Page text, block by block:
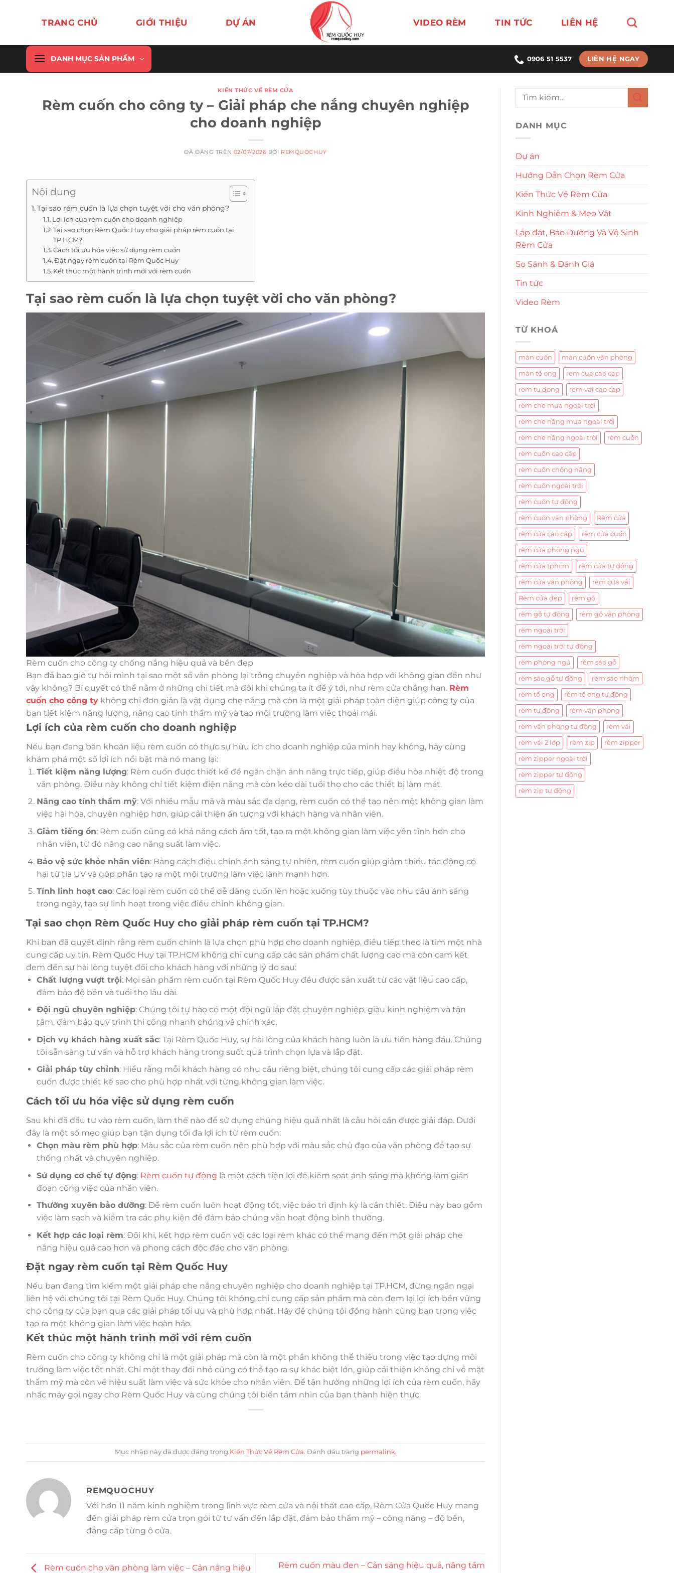
dung
TRANG CHỦ GIỚI THIỆU DỰ ÁN VIDEO RÈM TIN TỨC LIÊN HỆ
DANH MỤC SẢN PHẨM 0906 51 5537 LIÊN HỆ NGAY
KIẾN THỨC VỀ RÈM CỬA
Rèm cuốn cho công ty – Giải pháp che nắng chuyên nghiệp
cho doanh nghiệp
ĐÃ ĐĂNG TRÊN 02/07/2026 BỞI REMQUOCHUY
Nội dung
Tại sao rèm cuốn là lựa chọn tuyệt vời cho văn phòng?
Lợi ích của rèm cuốn cho doanh nghiệp
Tại sao chọn Rèm Quốc Huy cho giải pháp rèm cuốn tại
TP.HCM?
Cách tối ưu hóa việc sử dụng rèm cuốn
Đặt ngay rèm cuốn tại Rèm Quốc Huy
Kết thúc một hành trình mới với rèm cuốn
Tại sao rèm cuốn là lựa chọn tuyệt vời cho văn phòng?
Rèm cuốn cho công ty chống nắng hiệu quả và bền đẹp
Bạn đã bao giờ tự hỏi mình tại sao một số văn phòng lại trông chuyên nghiệp và hòa hợp với không gian đến như
vậy không? Bí quyết có thể nằm ở những chi tiết mà đôi khi chúng ta ít để ý tới, như rèm cửa chẳng hạn. Rèm
cuốn cho công ty không chỉ đơn giản là vật dụng che nắng mà còn là một giải pháp toàn diện giúp công ty của
bạn tiết kiệm năng lượng, nâng cao tính thẩm mỹ và tạo môi trường làm việc thoải mái.
Lợi ích của rèm cuốn cho doanh nghiệp
Nếu bạn đang băn khoăn liệu rèm cuốn có thực sự hữu ích cho doanh nghiệp của mình hay không, hãy cùng
khám phá một số lợi ích nổi bật mà nó mang lại:
Tiết kiệm năng lượng: Rèm cuốn được thiết kế để ngăn chặn ánh nắng trực tiếp, giúp điều hòa nhiệt độ trong
văn phòng. Điều này không chỉ tiết kiệm điện năng mà còn kéo dài tuổi thọ cho các thiết bị làm mát.
Nâng cao tính thẩm mỹ: Với nhiều mẫu mã và màu sắc đa dạng, rèm cuốn có thể tạo nên một không gian làm
việc hài hòa, chuyên nghiệp hơn, giúp cải thiện ấn tượng với khách hàng và nhân viên.
Giảm tiếng ồn: Rèm cuốn cũng có khả năng cách âm tốt, tạo ra một không gian làm việc yên tĩnh hơn cho
nhân viên, từ đó nâng cao năng suất làm việc.
Bảo vệ sức khỏe nhân viên: Bằng cách điều chỉnh ánh sáng tự nhiên, rèm cuốn giúp giảm thiểu tác động có
hại từ tia UV và góp phần tạo ra một môi trường làm việc lành mạnh hơn.
Tính linh hoạt cao: Các loại rèm cuốn có thể dễ dàng cuốn lên hoặc xuống tùy thuộc vào nhu cầu ánh sáng
trong ngày, tạo sự linh hoạt trong việc điều chỉnh không gian.
Tại sao chọn Rèm Quốc Huy cho giải pháp rèm cuốn tại TP.HCM?
Khi bạn đã quyết định rằng rèm cuốn chính là lựa chọn phù hợp cho doanh nghiệp, điều tiếp theo là tìm một nhà
cung cấp uy tín. Rèm Quốc Huy tại TP.HCM không chỉ cung cấp các sản phẩm chất lượng cao mà còn cam kết
đem đến sự hài lòng tuyệt đối cho khách hàng với những lý do sau:
Chất lượng vượt trội: Mọi sản phẩm rèm cuốn tại Rèm Quốc Huy đều được sản xuất từ các vật liệu cao cấp,
đảm bảo độ bền và tuổi thọ lâu dài.
Đội ngũ chuyên nghiệp: Chúng tôi tự hào có một đội ngũ lắp đặt chuyên nghiệp, giàu kinh nghiệm và tận
tâm, đảm bảo quy trình thi công nhanh chóng và chính xác.
Dịch vụ khách hàng xuất sắc: Tại Rèm Quốc Huy, sự hài lòng của khách hàng luôn là ưu tiên hàng đầu. Chúng
tôi sẵn sàng tư vấn và hỗ trợ khách hàng trong suốt quá trình chọn lựa và lắp đặt.
Giải pháp tùy chỉnh: Hiểu rằng mỗi khách hàng có nhu cầu riêng biệt, chúng tôi cung cấp các giải pháp rèm
cuốn được thiết kế sao cho phù hợp nhất với từng không gian làm việc.
Cách tối ưu hóa việc sử dụng rèm cuốn
Sau khi đã đầu tư vào rèm cuốn, làm thế nào để sử dụng chúng hiệu quả nhất là câu hỏi cần được giải đáp. Dưới
đây là một số mẹo giúp bạn tận dụng tối đa lợi ích từ rèm cuốn:
Chọn màu rèm phù hợp: Màu sắc của rèm cuốn nên phù hợp với màu sắc chủ đạo của văn phòng để tạo sự
thống nhất và chuyên nghiệp.
Sử dụng cơ chế tự động: Rèm cuốn tự động là một cách tiện lợi để kiểm soát ánh sáng mà không làm gián
đoạn công việc của nhân viên.
Thường xuyên bảo dưỡng: Để rèm cuốn luôn hoạt động tốt, việc bảo trì định kỳ là cần thiết. Điều này bao gồm
việc làm sạch và kiểm tra các phụ kiện để đảm bảo chúng vẫn hoạt động bình thường.
Kết hợp các loại rèm: Đôi khi, kết hợp rèm cuốn với các loại rèm khác có thể mang đến một giải pháp che
nắng hiệu quả cao hơn và phong cách độc đáo cho văn phòng.
Đặt ngay rèm cuốn tại Rèm Quốc Huy
Nếu bạn đang tìm kiếm một giải pháp che nắng chuyên nghiệp cho doanh nghiệp tại TP.HCM, đừng ngần ngại
liên hệ với chúng tôi tại Rèm Quốc Huy. Chúng tôi không chỉ cung cấp sản phẩm mà còn đem lại lợi ích bền vững
cho công ty của bạn qua các giải pháp tối ưu và phù hợp nhất. Hãy để chúng tôi đồng hành cùng bạn trong việc
tạo ra một không gian làm việc hoàn hảo.
Kết thúc một hành trình mới với rèm cuốn
Rèm cuốn cho công ty không chỉ là một giải pháp mà còn là một phần không thể thiếu trong việc tạo dựng môi
trường làm việc tốt nhất. Chỉ một thay đổi nhỏ cũng có thể tạo ra sự khác biệt lớn, giúp cải thiện không chỉ về mặt
thẩm mỹ mà còn về hiệu suất làm việc và sức khỏe cho nhân viên. Để tận hưởng những lợi ích của rèm cuốn, hãy
nhấc máy gọi ngay cho Rèm Quốc Huy và cùng chúng tôi biến tầm nhìn của bạn thành hiện thực.
Mục nhập này đã được đăng trong Kiến Thức Về Rèm Cửa. Đánh dấu trang permalink.
REMQUOCHUY
Với hơn 11 năm kinh nghiệm trong lĩnh vực rèm cửa và nội thất cao cấp, Rèm Cửa Quốc Huy mang
đến giải pháp rèm cửa trọn gói từ tư vấn đến lắp đặt, đảm bảo thẩm mỹ – công năng – độ bền,
đẳng cấp từng ô cửa.
Rèm cuốn cho văn phòng làm việc – Cản nắng hiệu
Rèm cuốn màu đen – Cản sáng hiệu quả, nâng tầm
DANH MỤC
Dự án
Hướng Dẫn Chọn Rèm Cửa
Kiến Thức Về Rèm Cửa
Kinh Nghiệm & Mẹo Vặt
Lắp đặt, Bảo Dưỡng Và Vệ Sinh
Rèm Cửa
So Sánh & Đánh Giá
Tin tức
Video Rèm
TỪ KHOÁ
màn cuốn màn cuốn văn phòng
màn tổ ong rem cua cao cap
rem tu dong rem vai cao cap
rèm che mưa ngoài trời
rèm che nắng mưa ngoài trời
rèm che nắng ngoài trời rèm cuốn
rèm cuốn cao cấp
rèm cuốn chống nắng
rèm cuốn ngoài trời
rèm cuốn tự động
rèm cuốn văn phòng Rèm cửa
rèm cửa cao cấp rèm cửa cuốn
rèm cửa phòng ngủ
rèm cửa tphcm rèm cửa tự động
rèm cửa văn phòng rèm cửa vải
Rèm cửa đẹp rèm gỗ
rèm gỗ tự động rèm gỗ văn phòng
rèm ngoài trời
rèm ngoài trời tự động
rèm phòng ngủ rèm sáo gỗ
rèm sáo gỗ tự động rèm sáo nhôm
rèm tổ ong rèm tổ ong tự động
rèm tự động rèm văn phòng
rèm văn phòng tự động rèm vải
rèm vải 2 lớp rèm zip rèm zipper
rèm zipper ngoài trời
rèm zipper tự động
rèm zip tự động